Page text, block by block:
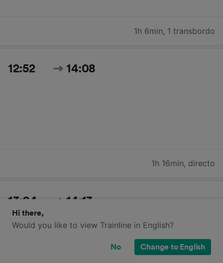
1h 6min, 1 transbordo
12:52 14:08
1h 16min, directo
13:04 14:13
Hi there,
Would you like to view Trainline in English?
No Change to English